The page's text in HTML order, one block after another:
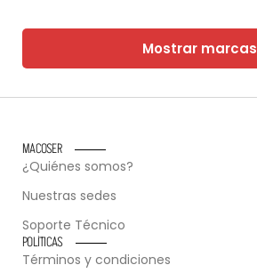
Mostrar marcas
MACOSER
¿Quiénes somos?
Nuestras sedes
Soporte Técnico
POLÍTICAS
Términos y condiciones